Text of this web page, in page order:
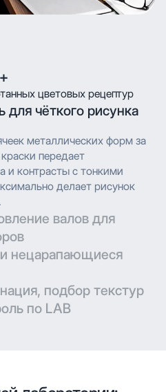
цветовых рецептур
для чёткого рисунка
металлических форм за
передает
и контрасты с тонкими
делает рисунок
валов для
технических параметров
максимально
при печати.
нецарапающиеся
поверхности с
для трендовых
подбор текстур
глубокой печати с
по LAB
Многослойное нанесение